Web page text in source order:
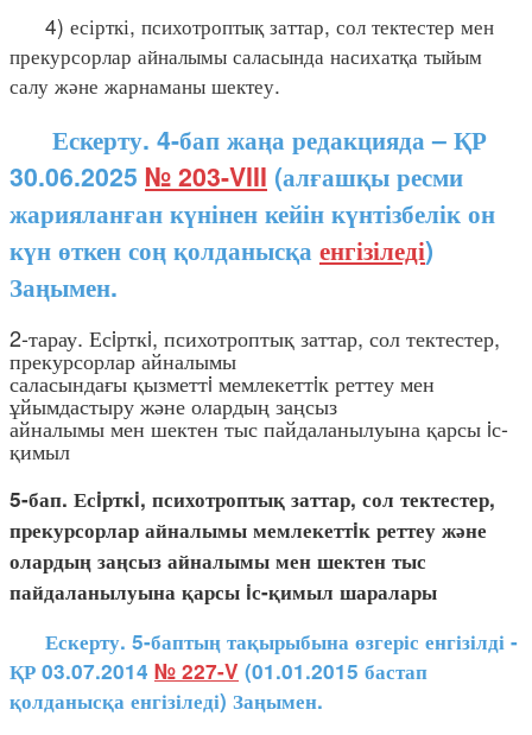
4) есірткі, психотроптық заттар, сол тектестер мен
прекурсорлар айналымы саласында насихатқа тыйым
салу және жарнаманы шектеу.
Ескерту. 4-бап жаңа редакцияда – ҚР
30.06.2025 № 203-VIII (алғашқы ресми
жарияланған күнінен кейін күнтізбелік он
күн өткен соң қолданысқа енгізіледі)
Заңымен.
2-тарау. Есiрткi, психотроптық заттар, сол тектестер,
прекурсорлар айналымы
саласындағы қызметтi мемлекеттiк реттеу мен
ұйымдастыру және олардың заңсыз
айналымы мен шектен тыс пайдаланылуына қарсы iс-
қимыл
5-бап. Есiрткi, психотроптық заттар, сол тектестер,
прекурсорлар айналымы мемлекеттiк реттеу және
олардың заңсыз айналымы мен шектен тыс
пайдаланылуына қарсы iс-қимыл шаралары
Ескерту. 5-баптың тақырыбына өзгеріс енгізілді -
ҚР 03.07.2014 № 227-V (01.01.2015 бастап
қолданысқа енгізіледі) Заңымен.